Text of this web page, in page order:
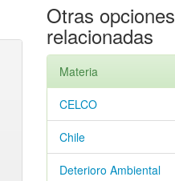
Otras opciones
relacionadas
Materia
CELCO
Chile
Deterioro Ambiental